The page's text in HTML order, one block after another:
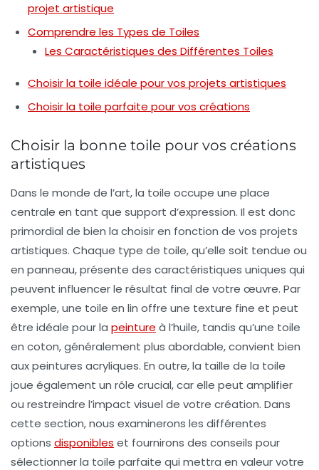
projet artistique
Comprendre les Types de Toiles
Les Caractéristiques des Différentes Toiles
Choisir la toile idéale pour vos projets artistiques
Choisir la toile parfaite pour vos créations
Choisir la bonne toile pour vos créations
artistiques
Dans le monde de l’art, la toile occupe une place
centrale en tant que support d’expression. Il est donc
primordial de bien la choisir en fonction de vos projets
artistiques. Chaque type de toile, qu’elle soit tendue ou
en panneau, présente des caractéristiques uniques qui
peuvent influencer le résultat final de votre œuvre. Par
exemple, une toile en lin offre une texture fine et peut
être idéale pour la peinture à l’huile, tandis qu’une toile
en coton, généralement plus abordable, convient bien
aux peintures acryliques. En outre, la taille de la toile
joue également un rôle crucial, car elle peut amplifier
ou restreindre l’impact visuel de votre création. Dans
cette section, nous examinerons les différentes
options disponibles et fournirons des conseils pour
sélectionner la toile parfaite qui mettra en valeur votre